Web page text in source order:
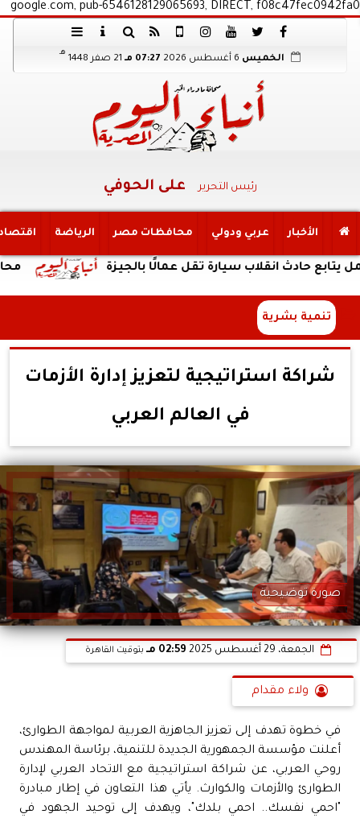
google.com, pub-6546128129065693, DIRECT, f08c47fec0942fa0
الخميس 07:27 مـ 21 صفر 1448
هـ
رئيس التحرير على الحوفي
الأخبار عربي ودولي محافظات مصر الرياضة
محافظة انقلاب سيارة تقل عمالًا بالجيزة
تنمية بشرية
شراكة استراتيجية لتعزيز إدارة الأزمات
في العالم العربي
صورة توضيحية
الجمعة، 29 أغسطس 2025 02:59 مـ بتوقيت القاهرة
ولاء مقدام
في خطوة تهدف إلى تعزيز الجاهزية العربية لمواجهة الطوارئ،
أعلنت مؤسسة الجمهورية الجديدة للتنمية، برئاسة المهندس
روحي العربي، عن شراكة استراتيجية مع الاتحاد العربي لإدارة
الطوارئ والأزمات والكوارث. يأتي هذا التعاون في إطار مبادرة
"احمي نفسك.. احمي بلدك"، ويهدف إلى توحيد الجهود في